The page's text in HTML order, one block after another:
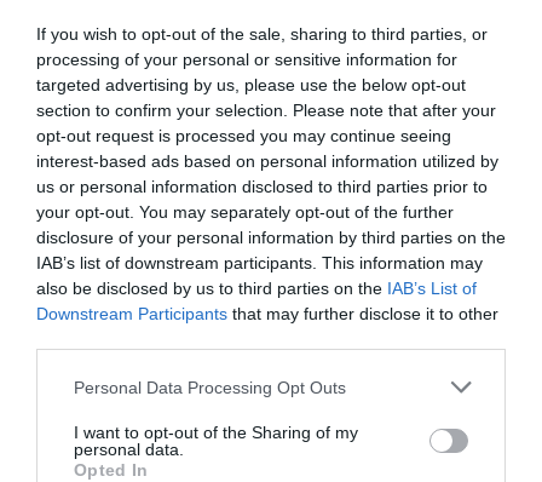
If you wish to opt-out of the sale, sharing to third parties, or
processing of your personal or sensitive information for
targeted advertising by us, please use the below opt-out
section to confirm your selection. Please note that after your
opt-out request is processed you may continue seeing
interest-based ads based on personal information utilized by
us or personal information disclosed to third parties prior to
your opt-out. You may separately opt-out of the further
disclosure of your personal information by third parties on the
IAB’s list of downstream participants. This information may
also be disclosed by us to third parties on the IAB’s List of
Downstream Participants that may further disclose it to other
Personal Data Processing Opt Outs
I want to opt-out of the Sharing of my
personal data.
Opted In